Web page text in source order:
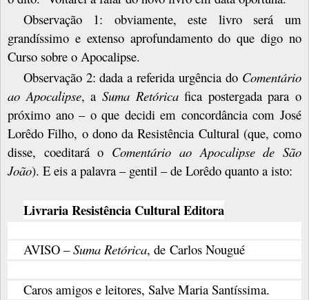
Observação 1: obviamente, este livro será um
grandíssimo e extenso aprofundamento do que digo no
Curso sobre o Apocalipse.
Observação 2: dada a referida urgência do Comentário
ao Apocalipse, a Suma Retóricafica postergada para o
próximo ano – o que decidi em concordância com José
Lorêdo Filho, o dono da Resistência Cultural (que, como
disse, coeditará o Comentário ao Apocalipse de São
João). E eis a palavra – gentil – de Lorêdo quanto a isto:
Livraria Resistência Cultural Editora
AVISO –Suma Retórica, de Carlos Nougué
Caros amigos e leitores, Salve Maria Santíssima.